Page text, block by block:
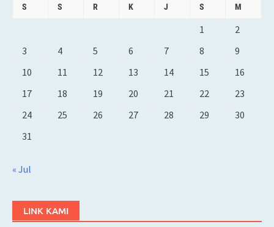
S S R K J S M
1
2
3
4 5 6 7 8
9
10
11 12 13 14 15
16
17
18 19 20 21 22
23
24
25 26 27 28 29
30
31
« Jul
LINK KAMI